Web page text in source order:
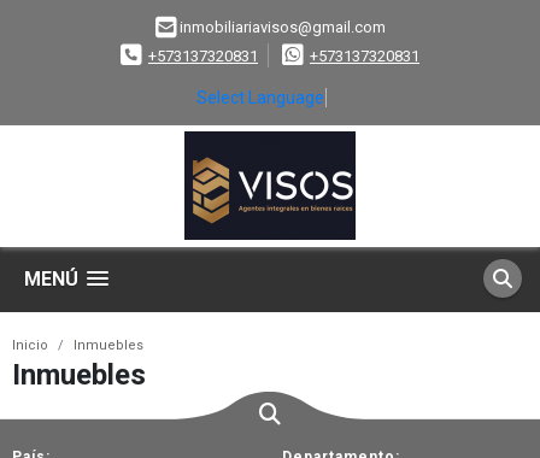
inmobiliariavisos@gmail.com
+573137320831
+573137320831
Select Language
MENÚ
Inicio Inmuebles
Inmuebles